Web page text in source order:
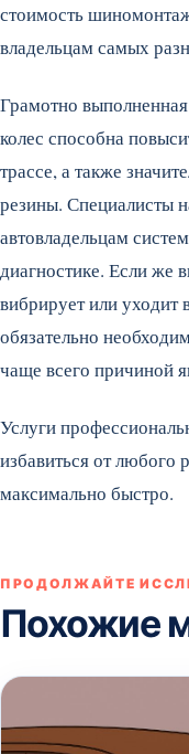
стоимость
владельцам самых
Грамотно
колес способна
трассе, а также
резины. Специалисты
автовладельцам
диагностике. Если же
вибрирует или уходит
обязательно
чаще всего причиной
Услуги
избавиться от любого
максимально быстро.
ПРОДОЛЖАЙТЕ
Похожие